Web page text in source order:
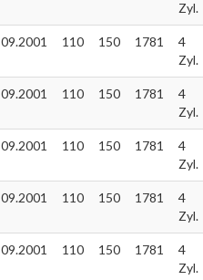
Zyl.
09.2001 110 150 1781
4
Zyl.
09.2001 110 150 1781
4
Zyl.
09.2001 110 150 1781
4
Zyl.
09.2001 110 150 1781
4
Zyl.
09.2001 110 150 1781
4
Zyl.